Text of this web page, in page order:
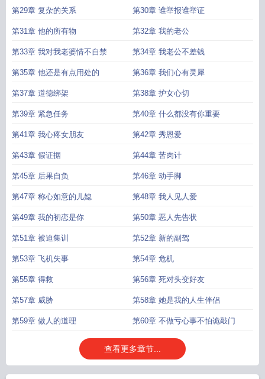
第29章 复杂的关系 第30章 谁举报谁举证
第31章 他的所有物 第32章 我的老公
第33章 我对我老婆情不自禁 第34章 我老公不差钱
第35章 他还是有点用处的 第36章 我们心有灵犀
第37章 道德绑架 第38章 护女心切
第39章 紧急任务 第40章 什么都没有你重要
第41章 我心疼女朋友 第42章 秀恩爱
第43章 假证据 第44章 苦肉计
第45章 后果自负 第46章 动手脚
第47章 称心如意的儿媳 第48章 我人见人爱
第49章 我的初恋是你 第50章 恶人先告状
第51章 被迫集训 第52章 新的副驾
第53章 飞机失事 第54章 危机
第55章 得救 第56章 死对头变好友
第57章 威胁 第58章 她是我的人生伴侣
第59章 做人的道理 第60章 不做亏心事不怕诡敲门
查看更多章节...